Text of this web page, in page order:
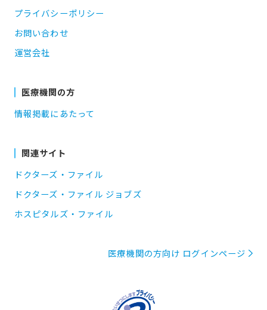
プライバシーポリシー
お問い合わせ
運営会社
医療機関の方
情報掲載にあたって
関連サイト
ドクターズ・ファイル
ドクターズ・ファイル ジョブズ
ホスピタルズ・ファイル
医療機関の方向け ログインページ